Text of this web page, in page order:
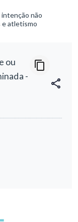
não
e atletismo
ou
-